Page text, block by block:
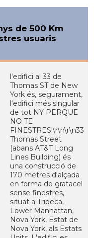
de 500 Km
usuaris
l'edifici al 33 de
Thomas ST de New
York és, segurament,
l'edifici més singular
de tot NY PERQUE
NO TE
FINESTRES!\r\n\r\n33
Thomas Street
(abans AT&T Long
Lines Building) és
una construcció de
170 metres d'alçada
en forma de gratacel
sense finestres,
situat a Tribeca,
Lower Manhattan,
Nova York, Estat de
Nova York, als Estats